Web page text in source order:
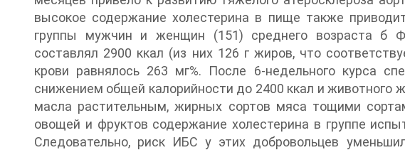
высокое содержание холестерина в пище также
группы мужчин и женщин (151) среднего возраста б
составлял 2900 ккал (из них 126 г жиров, что
крови равнялось 263 мг%. После 6-недельного курса
снижением общей калорийности до 2400 ккал и животного
масла растительным, жирных сортов мяса тощими
овощей и фруктов содержание холестерина в группе
Следовательно, риск ИБС у этих добровольцев